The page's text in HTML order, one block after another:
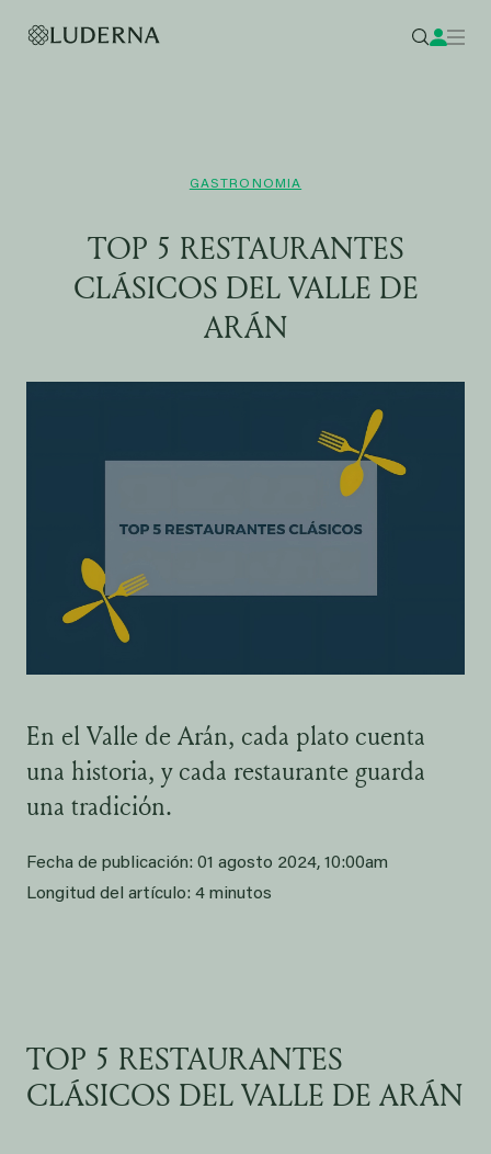
GASTRONOMIA
TOP 5 RESTAURANTES
CLÁSICOS DEL VALLE DE
ARÁN
En el Valle de Arán, cada plato cuenta
una historia, y cada restaurante guarda
una tradición.
Fecha de publicación: 01 agosto 2024, 10:00am
Longitud del artículo: 4 minutos
TOP 5 RESTAURANTES
CLÁSICOS DEL VALLE DE ARÁN